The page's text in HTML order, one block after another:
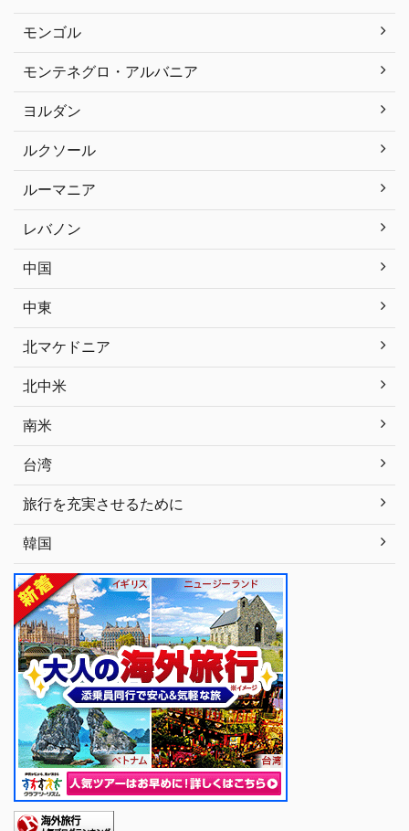
モンゴル
モンテネグロ・アルバニア
ヨルダン
ルクソール
ルーマニア
レバノン
中国
中東
北マケドニア
北中米
南米
台湾
旅行を充実させるために
韓国